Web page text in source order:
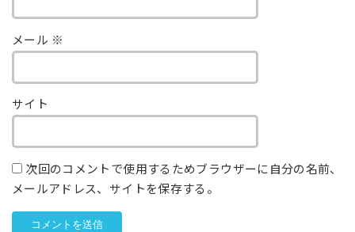
メール ※
サイト
次回のコメントで使用するためブラウザーに自分の名前、
メールアドレス、サイトを保存する。